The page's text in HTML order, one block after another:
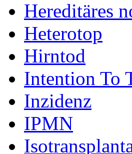
Hereditäres
Heterotop
Hirntod
Intention To
Inzidenz
IPMN